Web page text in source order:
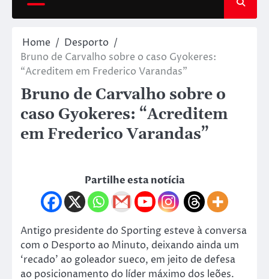
Home
Desporto
Bruno de Carvalho sobre o caso Gyokeres:
“Acreditem em Frederico Varandas”
Bruno de Carvalho sobre o
caso Gyokeres: “Acreditem
em Frederico Varandas”
Partilhe esta notícia
Antigo presidente do Sporting esteve à conversa
com o Desporto ao Minuto, deixando ainda um
‘recado’ ao goleador sueco, em jeito de defesa
ao posicionamento do líder máximo dos leões.